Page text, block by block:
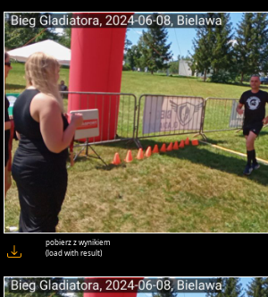
pobierz z wynikiem
(load with result)